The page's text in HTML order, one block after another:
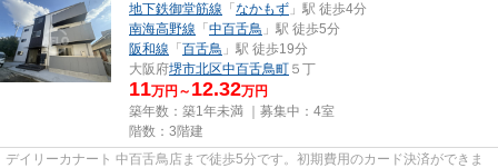
地下鉄御堂筋線 「なかもず 」駅 徒歩4分
南海高野線 「中百舌鳥 」駅 徒歩5分
阪和線 「百舌鳥 」駅 徒歩19分
大阪府堺市北区中百舌鳥町 ５丁
11万円～ 12.32万円
築年数：築1年未満 ｜募集中： 4室
階数：3階建
デイリーカナート 中百舌鳥店まで徒歩5分です。初期費用のカード決済ができま